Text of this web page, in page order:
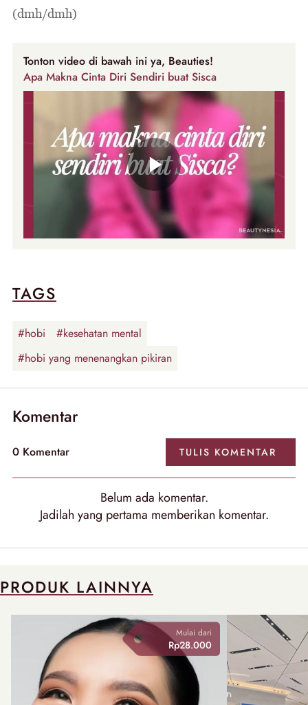
(dmh/dmh)
Tonton video di bawah ini ya, Beauties!
Apa Makna Cinta Diri Sendiri buat Sisca
TAGS
#hobi
#kesehatan mental
#hobi yang menenangkan pikiran
Komentar
0 Komentar TULIS KOMENTAR
Belum ada komentar.
Jadilah yang pertama memberikan komentar.
PRODUK LAINNYA
Mulai dari
Rp28.000